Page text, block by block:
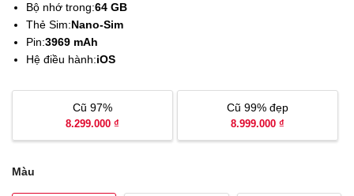
Bộ nhớ trong:64 GB
Thẻ Sim:Nano-Sim
Pin:3969 mAh
Hệ điều hành:iOS
Màu
Cũ 97%
8.299.000 ₫
Cũ 99% đẹp
8.999.000 ₫